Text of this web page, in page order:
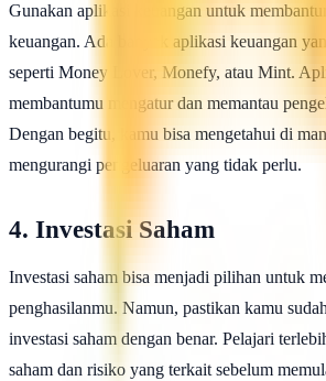
Gunakan aplikasi keuangan untuk
keuangan. Ada banyak aplikasi keuangan
seperti Money Lover, Monefy, atau Mint.
membantumu mengatur dan memantau
Dengan begitu, kamu bisa mengetahui di
mengurangi pengeluaran yang tidak perlu.
4. Investasi Saham
Investasi saham bisa menjadi pilihan untuk
penghasilanmu. Namun, pastikan kamu
investasi saham dengan benar. Pelajari
saham dan risiko yang terkait sebelum